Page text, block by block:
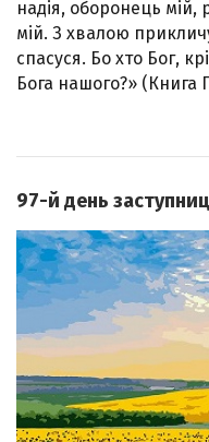
надія, оборонець мій,
мій. З хвалою
спасуся. Бо хто Бог,
Бога нашого?» (Книга
97-й день